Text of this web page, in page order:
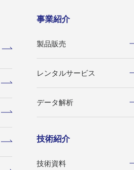
事業紹介
製品販売
レンタルサービス
データ解析
技術紹介
技術資料